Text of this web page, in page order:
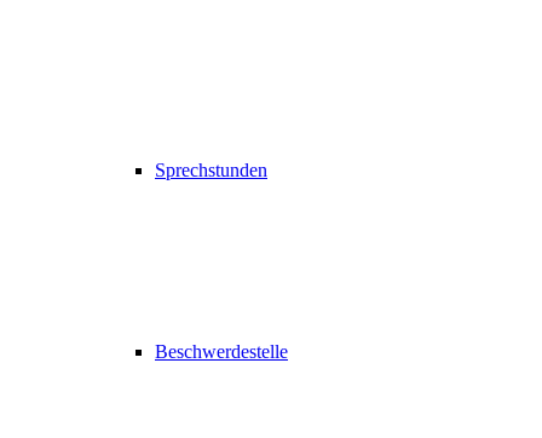
Sprechstunden
Beschwerdestelle